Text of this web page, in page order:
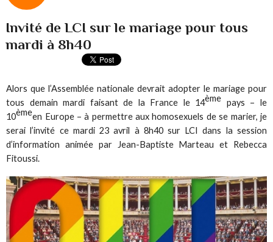
Invité de LCI sur le mariage pour tous
mardi à 8h40
Alors que l’Assemblée nationale devrait adopter le mariage pour
tous demain mardi faisant de la France le 14ème pays – le
10èmeen Europe – à permettre aux homosexuels de se marier, je
serai l’invité ce mardi 23 avril à 8h40 sur LCI dans la session
d’information animée par Jean-Baptiste Marteau et Rebecca
Fitoussi.